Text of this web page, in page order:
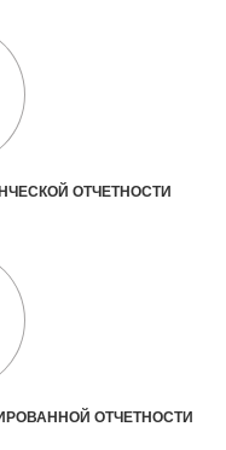
ОТЧЕТНОСТИ
ОТЧЕТНОСТИ